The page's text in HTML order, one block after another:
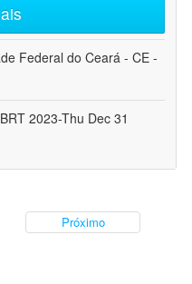
Federal do Ceará - CE -
2023-Thu Dec 31
Próximo